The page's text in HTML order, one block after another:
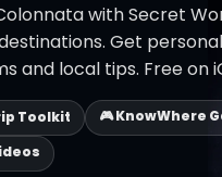
with Secret
Get
and local tips. Free on
Toolkit
🎮 KnowWhere